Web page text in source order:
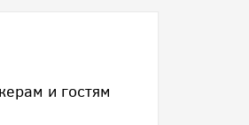
и гостям